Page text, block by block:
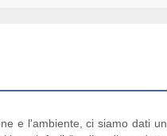
e l'ambiente, ci siamo dati un